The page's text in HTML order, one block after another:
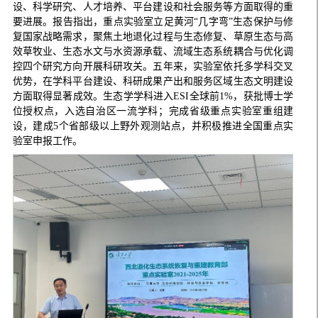
设、科学研究、人才培养、平台建设和社会服务等方面取得的重
要进展。报告指出，重点实验室立足黄河“几字弯”生态保护与修
复国家战略需求，聚焦土地退化过程与生态修复、草原生态与高
效草牧业、生态水文与水资源承载、流域生态系统耦合与优化调
控四个研究方向开展科研攻关。五年来，实验室依托多学科交叉
优势，在学科平台建设、科研成果产出和服务区域生态文明建设
方面取得显著成效。生态学学科进入ESI全球前1%，获批博士学
位授权点，入选自治区一流学科；完成省级重点实验室重组建
设，建成5个省部级以上野外观测站点，并积极推进全国重点实
验室申报工作。